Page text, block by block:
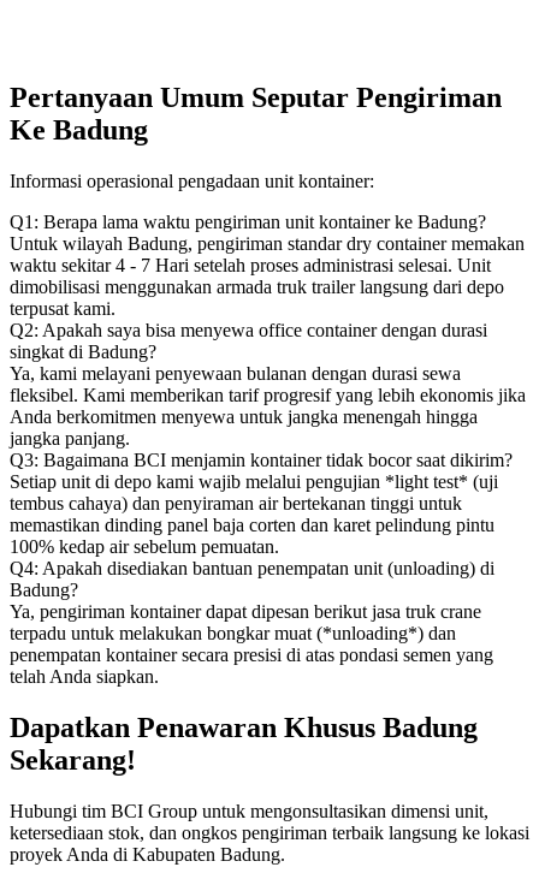
Pertanyaan Umum Seputar Pengiriman
Ke Badung
Informasi operasional pengadaan unit kontainer:
Q1: Berapa lama waktu pengiriman unit kontainer ke Badung?
Untuk wilayah Badung, pengiriman standar dry container memakan
waktu sekitar 4 - 7 Hari setelah proses administrasi selesai. Unit
dimobilisasi menggunakan armada truk trailer langsung dari depo
terpusat kami.
Q2: Apakah saya bisa menyewa office container dengan durasi
singkat di Badung?
Ya, kami melayani penyewaan bulanan dengan durasi sewa
fleksibel. Kami memberikan tarif progresif yang lebih ekonomis jika
Anda berkomitmen menyewa untuk jangka menengah hingga
jangka panjang.
Q3: Bagaimana BCI menjamin kontainer tidak bocor saat dikirim?
Setiap unit di depo kami wajib melalui pengujian *light test* (uji
tembus cahaya) dan penyiraman air bertekanan tinggi untuk
memastikan dinding panel baja corten dan karet pelindung pintu
100% kedap air sebelum pemuatan.
Q4: Apakah disediakan bantuan penempatan unit (unloading) di
Badung?
Ya, pengiriman kontainer dapat dipesan berikut jasa truk crane
terpadu untuk melakukan bongkar muat (*unloading*) dan
penempatan kontainer secara presisi di atas pondasi semen yang
telah Anda siapkan.
Dapatkan Penawaran Khusus Badung
Sekarang!
Hubungi tim BCI Group untuk mengonsultasikan dimensi unit,
ketersediaan stok, dan ongkos pengiriman terbaik langsung ke lokasi
proyek Anda di Kabupaten Badung.